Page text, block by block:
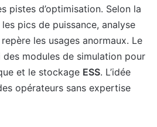
pistes d’optimisation. Selon la
pics de puissance, analyse
les usages anormaux. Le
modules de simulation pour
et le stockage ESS. L’idée
opérateurs sans expertise